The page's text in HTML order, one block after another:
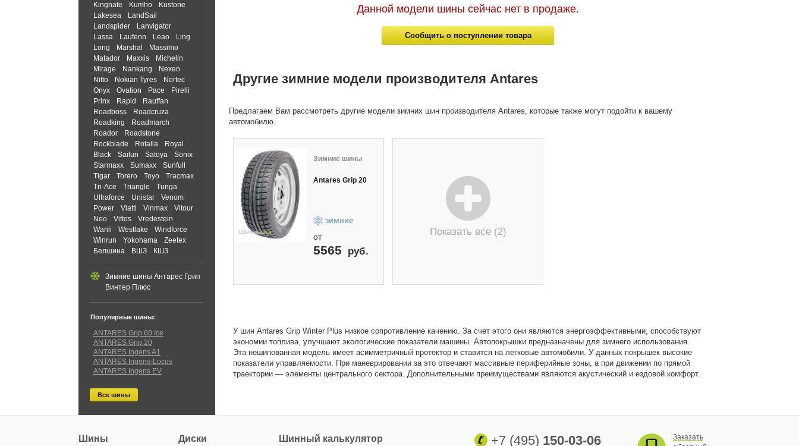
Kingnate
Kumho
Kustone
Lakesea
LandSail
Landspider
Lanvigator
Lassa
Laufenn Leao
Ling
Long
Marshal
Massimo
Matador
Maxxis
Michelin
Mirage
Nankang
Nexen
Nitto
Nokian Tyres
Nortec
Onyx
Ovation Pace
Pirelli
Prinx
Rapid
Rauffan
Roadboss
Roadcruza
Roadking
Roadmarch
Roador
Roadstone
Rockblade
Rotalla
Royal
Black
Sailun Satoya
Sonix
Starmaxx
Sumaxx
Sunfull
Tigar
Torero Toyo
Tracmax
Tri-Ace
Triangle
Tunga
Ultraforce
Unistar
Venom
Power
Viatti Vinmax
Vitour
Neo
Vittos
Vredestein
Wanli
Westlake
Windforce
Winrun
Yokohama
Zeetex
Белшина
ВШЗ КШЗ
Зимние шины Антарес Грип
Винтер Плюс
Популярные шины:
ANTARES Grip 60 Ice
ANTARES Grip 20
ANTARES Ingens A1
ANTARES Ingens-Locus
ANTARES Ingens EV
Все шины
Данной модели шины сейчас нет в продаже.
Сообщить о поступлении товара
Другие зимние модели производителя Antares
Предлагаем Вам рассмотреть другие модели зимних шин производителя Antares, которые также могут подойти к вашему
автомобилю.
Зимние шины
Antares Grip 20
зимние
от
5565 руб.
Показать все (2)
У шин Antares Grip Winter Plus низкое сопротивление качению. За счет этого они являются энергоэффективными, способствуют
экономии топлива, улучшают экологические показатели машины. Автопокрышки предназначены для зимнего использования.
Эта нешипованная модель имеет асимметричный протектор и ставится на легковые автомобили. У данных покрышек высокие
показатели управляемости. При маневрировании за это отвечают массивные периферийные зоны, а при движении по прямой
траектории — элементы центрального сектора. Дополнительными преимуществами являются акустический и ездовой комфорт.
Шины Диски Шинный калькулятор +7 (495) 150-03-06
Заказать